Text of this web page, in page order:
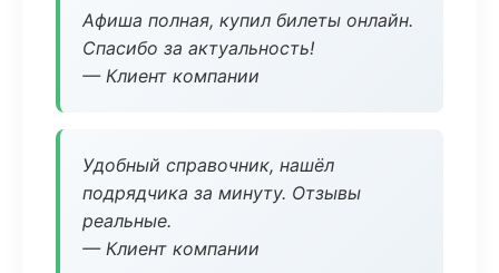
Афиша полная, купил билеты онлайн.
Спасибо за актуальность!
— Клиент компании
Удобный справочник, нашёл
подрядчика за минуту. Отзывы
реальные.
— Клиент компании